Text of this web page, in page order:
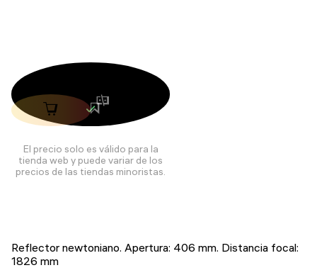
El precio solo es válido para la
tienda web y puede variar de los
precios de las tiendas minoristas.
Reflector newtoniano. Apertura: 406 mm. Distancia focal:
1826 mm